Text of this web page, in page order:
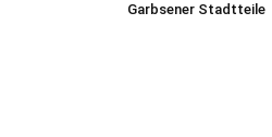
Garbsener Stadtteile